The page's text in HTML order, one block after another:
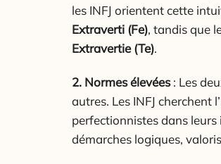
les INFJ orientent cette
Extraverti (Fe), tandis que
Extravertie (Te).
2. Normes élevées: Les
autres. Les INFJ
perfectionnistes dans leurs
démarches logiques,